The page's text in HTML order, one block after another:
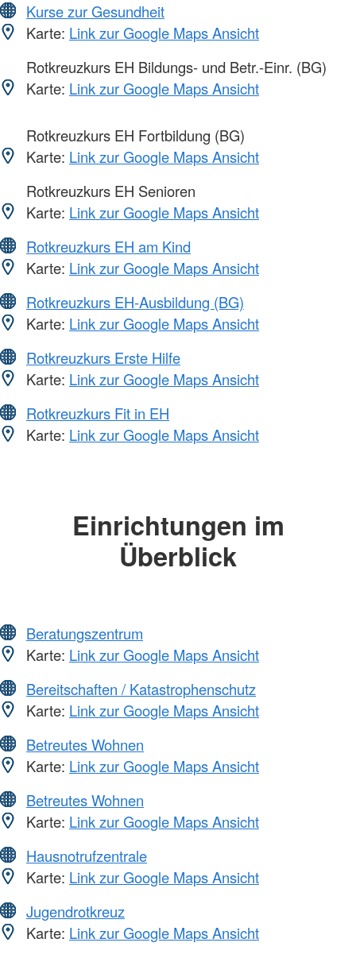
Kurse zur Gesundheit
Karte: Link zur Google Maps Ansicht
Rotkreuzkurs EH Bildungs- und Betr.-Einr. (BG)
Karte: Link zur Google Maps Ansicht
Rotkreuzkurs EH Fortbildung (BG)
Karte: Link zur Google Maps Ansicht
Rotkreuzkurs EH Senioren
Karte: Link zur Google Maps Ansicht
Rotkreuzkurs EH am Kind
Karte: Link zur Google Maps Ansicht
Rotkreuzkurs EH-Ausbildung (BG)
Karte: Link zur Google Maps Ansicht
Rotkreuzkurs Erste Hilfe
Karte: Link zur Google Maps Ansicht
Rotkreuzkurs Fit in EH
Karte: Link zur Google Maps Ansicht
Einrichtungen im
Überblick
Beratungszentrum
Karte: Link zur Google Maps Ansicht
Bereitschaften / Katastrophenschutz
Karte: Link zur Google Maps Ansicht
Betreutes Wohnen
Karte: Link zur Google Maps Ansicht
Betreutes Wohnen
Karte: Link zur Google Maps Ansicht
Hausnotrufzentrale
Karte: Link zur Google Maps Ansicht
Jugendrotkreuz
Karte: Link zur Google Maps Ansicht